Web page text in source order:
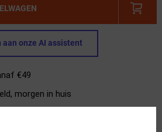
onze AI assistent
€49
morgen in huis